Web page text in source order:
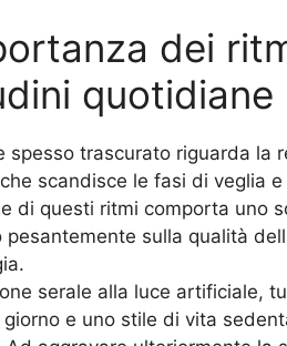
dei
quotidiane
spesso trascurato riguarda la
scandisce le fasi di veglia
di questi ritmi comporta uno
pesantemente sulla qualità
.
serale alla luce artificiale,
e uno stile di vita